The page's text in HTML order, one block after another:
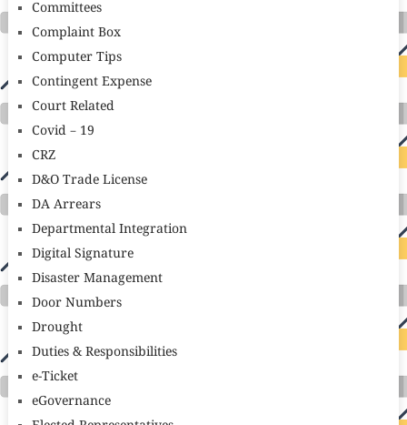
Committees
Complaint Box
Computer Tips
Contingent Expense
Court Related
Covid – 19
CRZ
D&O Trade License
DA Arrears
Departmental Integration
Digital Signature
Disaster Management
Door Numbers
Drought
Duties & Responsibilities
e-Ticket
eGovernance